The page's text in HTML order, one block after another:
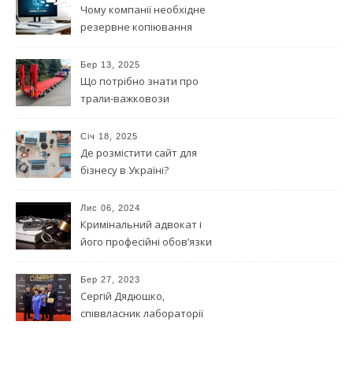
Чому компанії необхідне
резервне копіювання
Бер 13, 2025
Що потрібно знати про
трали-важковози
Січ 18, 2025
Де розмістити сайт для
бізнесу в Україні?
Лис 06, 2024
Кримінальний адвокат і
його професійні обов’язки
Бер 27, 2023
Сергій Дядюшко,
співвласник лабораторії